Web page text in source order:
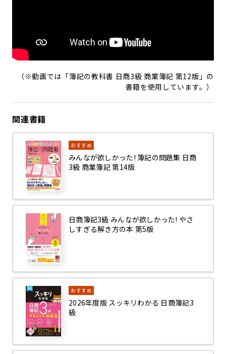
（※動画では「簿記の教科書 日商3級 商業簿記 第12版」の
書籍を使用しています。）
関連書籍
おすすめ
みんなが欲しかった! 簿記の問題集 日商
3級 商業簿記 第14版
日商簿記3級 みんなが欲しかった! やさ
しすぎる解き方の本 第5版
おすすめ
2026年度版 スッキリわかる 日商簿記3
級